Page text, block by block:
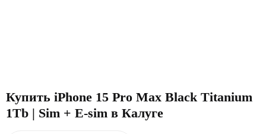
Купить iPhone 15 Pro Max Black Titanium
1Tb | Sim + E-sim в Калуге